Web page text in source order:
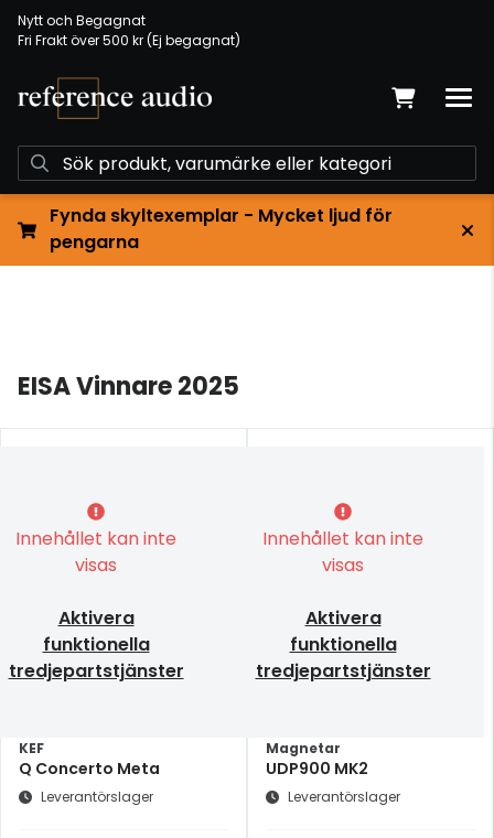
Nytt och Begagnat
Fri Frakt över 500 kr (Ej begagnat)
Fynda skyltexemplar - Mycket ljud för
pengarna
EISA Vinnare 2025
Innehållet kan inte
visas
Aktivera
funktionella
tredjepartstjänster
KEF
Q Concerto Meta
Leverantörslager
Innehållet kan inte
visas
Aktivera
funktionella
tredjepartstjänster
Magnetar
UDP900 MK2
Leverantörslager